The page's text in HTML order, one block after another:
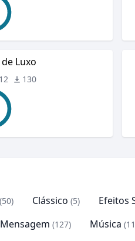
Luxo
130
(50) Clássico (5) Efeitos
Mensagem (127) Música